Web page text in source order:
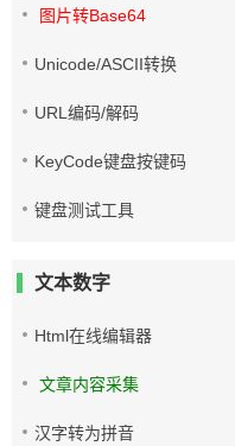
图片转Base64
Unicode/ASCII转换
URL编码/解码
KeyCode键盘按键码
键盘测试工具
文本数字
Html在线编辑器
文章内容采集
汉字转为拼音